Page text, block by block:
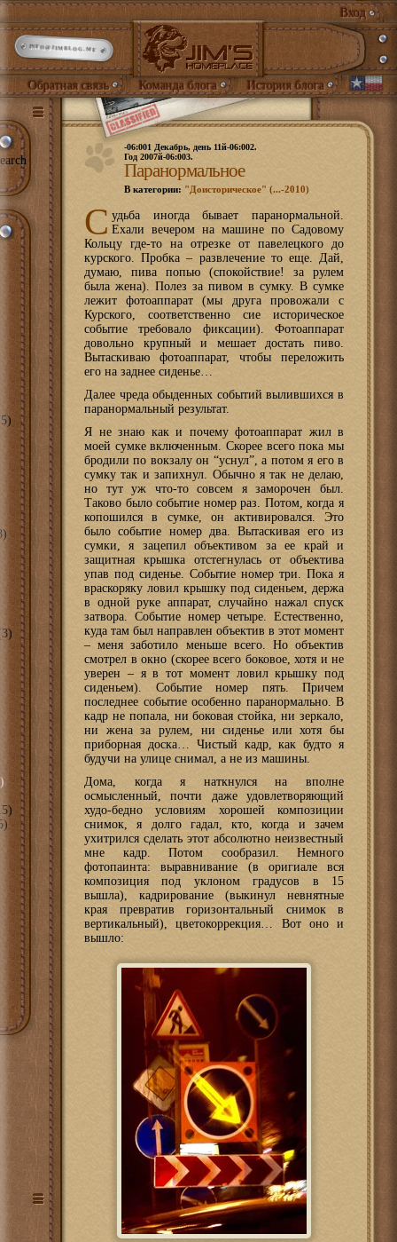
Вход
INFO@JIMBLOG.ME
Обратная связь Команда блога История блога
-06:001 Декабрь, день 11й-06:002.
Год 2007й-06:003.
Паранормальное
В категории: "Доисторическое" (...-2010)
С удьба иногда бывает паранормальной.
Ехали вечером на машине по Садовому
Кольцу где-то на отрезке от павелецкого до
курского. Пробка – развлечение то еще. Дай,
думаю, пива попью (спокойствие! за рулем
была жена). Полез за пивом в сумку. В сумке
лежит фотоаппарат (мы друга провожали с
Курского, соответственно сие историческое
событие требовало фиксации). Фотоаппарат
довольно крупный и мешает достать пиво.
Вытаскиваю фотоаппарат, чтобы переложить
его на заднее сиденье…
Далее чреда обыденных событий вылившихся в
паранормальный результат.
Я не знаю как и почему фотоаппарат жил в
моей сумке включенным. Скорее всего пока мы
бродили по вокзалу он “уснул”, а потом я его в
сумку так и запихнул. Обычно я так не делаю,
но тут уж что-то совсем я заморочен был.
Таково было событие номер раз. Потом, когда я
копошился в сумке, он активировался. Это
было событие номер два. Вытаскивая его из
сумки, я зацепил объективом за ее край и
защитная крышка отстегнулась от объектива
упав под сиденье. Событие номер три. Пока я
враскоряку ловил крышку под сиденьем, держа
в одной руке аппарат, случайно нажал спуск
затвора. Событие номер четыре. Естественно,
куда там был направлен объектив в этот момент
– меня заботило меньше всего. Но объектив
смотрел в окно (скорее всего боковое, хотя и не
уверен – я в тот момент ловил крышку под
сиденьем). Событие номер пять. Причем
последнее событие особенно паранормально. В
кадр не попала, ни боковая стойка, ни зеркало,
ни жена за рулем, ни сиденье или хотя бы
приборная доска… Чистый кадр, как будто я
будучи на улице снимал, а не из машины.
Дома, когда я наткнулся на вполне
осмысленный, почти даже удовлетворяющий
худо-бедно условиям хорошей композиции
снимок, я долго гадал, кто, когда и зачем
ухитрился сделать этот абсолютно неизвестный
мне кадр. Потом сообразил. Немного
фотопаинта: выравнивание (в оригиале вся
композиция под уклоном градусов в 15
вышла), кадрирование (выкинул невнятные
края превратив горизонтальный снимок в
вертикальный), цветокоррекция… Вот оно и
вышло: